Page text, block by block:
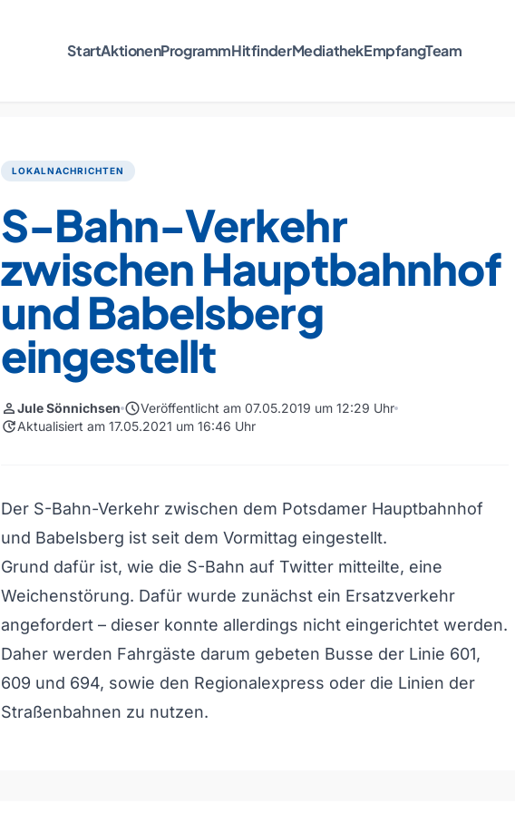
StartAktionenProgrammHitfinderMediathekEmpfangTeam
LOKALNACHRICHTEN
S-Bahn-Verkehr
zwischen Hauptbahnhof
und Babelsberg
eingestellt
personJule Sönnichsen scheduleVeröffentlicht am 07.05.2019 um 12:29 Uhr
updateAktualisiert am 17.05.2021 um 16:46 Uhr
Der S-Bahn-Verkehr zwischen dem Potsdamer Hauptbahnhof
und Babelsberg ist seit dem Vormittag eingestellt.
Grund dafür ist, wie die S-Bahn auf Twitter mitteilte, eine
Weichenstörung. Dafür wurde zunächst ein Ersatzverkehr
angefordert – dieser konnte allerdings nicht eingerichtet werden.
Daher werden Fahrgäste darum gebeten Busse der Linie 601,
609 und 694, sowie den Regionalexpress oder die Linien der
Straßenbahnen zu nutzen.